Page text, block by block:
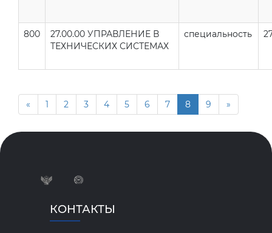
800
27.00.00 УПРАВЛЕНИЕ В
ТЕХНИЧЕСКИХ СИСТЕМАХ
специальность
« 1 2 3 4 5 6 7 8 9 »
КОНТАКТЫ